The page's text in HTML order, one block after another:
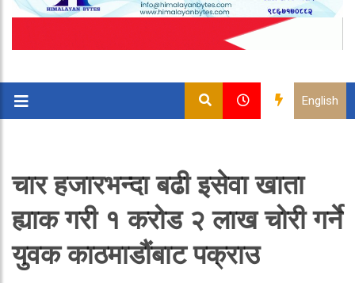
English
चार हजारभन्दा बढी इसेवा खाता
ह्याक गरी १ करोड २ लाख चोरी गर्ने
युवक काठमाडौंबाट पक्राउ